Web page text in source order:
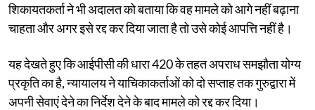
शिकायतकर्ता ने भी अदालत को बताया कि वह मामले को आगे नहीं बढ़ाना
चाहता और अगर इसे रद्द कर दिया जाता है तो उसे कोई आपत्ति नहीं है।
यह देखते हुए कि आईपीसी की धारा 420 के तहत अपराध समझौता योग्य
प्रकृति का है, न्यायालय ने याचिकाकर्ताओं को दो सप्ताह तक गुरुद्वारा में
अपनी सेवाएं देने का निर्देश देने के बाद मामले को रद्द कर दिया।